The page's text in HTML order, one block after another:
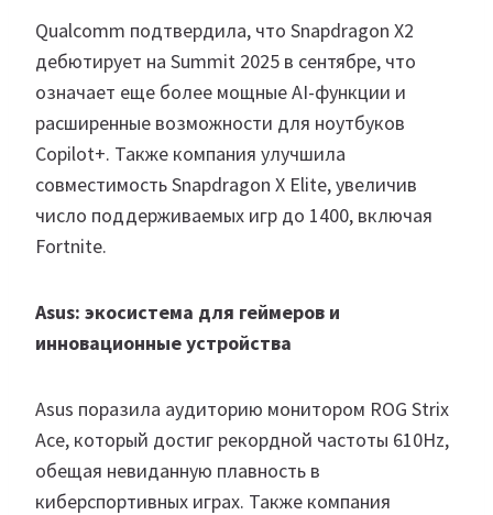
Qualcomm подтвердила, что Snapdragon X2
дебютирует на Summit 2025 в сентябре, что
означает еще более мощные AI-функции и
расширенные возможности для ноутбуков
Copilot+. Также компания улучшила
совместимость Snapdragon X Elite, увеличив
число поддерживаемых игр до 1400, включая
Fortnite.
Asus: экосистема для геймеров и
инновационные устройства
Asus поразила аудиторию монитором ROG Strix
Ace, который достиг рекордной частоты 610Hz,
обещая невиданную плавность в
киберспортивных играх. Также компания